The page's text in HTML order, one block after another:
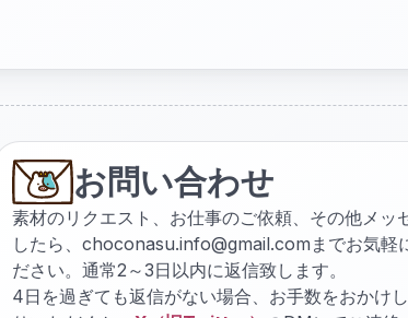
お問い合わせ
素材のリクエスト、お仕事のご依頼、その他メッ
したら、 choconasu.info@gmail.com までお気軽
ださい。通常2～3日以内に返信致します。
4日を過ぎても返信がない場合、お手数をおかけ